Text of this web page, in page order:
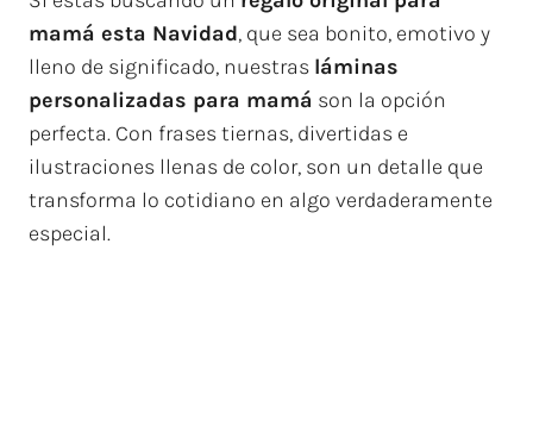
mamá esta Navidad, que sea bonito, emotivo y
lleno de significado, nuestras láminas
personalizadas para mamá son la opción
perfecta. Con frases tiernas, divertidas e
ilustraciones llenas de color, son un detalle que
transforma lo cotidiano en algo verdaderamente
especial.